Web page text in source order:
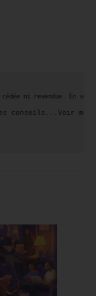
cédée ni revendue. En
conseils...Voir